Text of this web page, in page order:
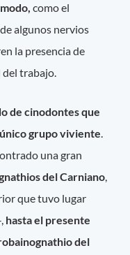
como el
algunos nervios
la presencia de
del trabajo.
de cinodontes que
grupo viviente
una gran
del Carniano
que tuvo lugar
hasta el presente
del